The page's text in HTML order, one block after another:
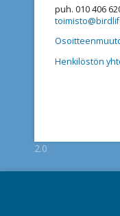
puh. 010 406
Henkilöstön
2.0